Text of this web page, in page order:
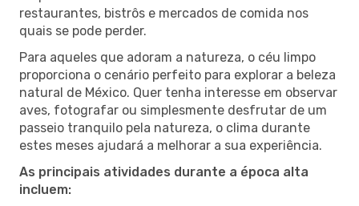
restaurantes, bistrôs e mercados de comida nos
quais se pode perder.
Para aqueles que adoram a natureza, o céu limpo
proporciona o cenário perfeito para explorar a beleza
natural de México. Quer tenha interesse em observar
aves, fotografar ou simplesmente desfrutar de um
passeio tranquilo pela natureza, o clima durante
estes meses ajudará a melhorar a sua experiência.
As principais atividades durante a época alta
incluem: